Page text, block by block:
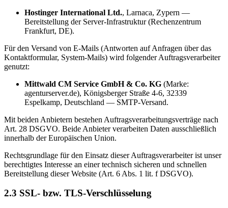
Hostinger International Ltd., Larnaca, Zypern —
Bereitstellung der Server-Infrastruktur (Rechenzentrum
Frankfurt, DE).
Für den Versand von E-Mails (Antworten auf Anfragen über das
Kontaktformular, System-Mails) wird folgender Auftragsverarbeiter
genutzt:
Mittwald CM Service GmbH & Co. KG (Marke:
agenturserver.de), Königsberger Straße 4-6, 32339
Espelkamp, Deutschland — SMTP-Versand.
Mit beiden Anbietern bestehen Auftragsverarbeitungsverträge nach
Art. 28 DSGVO. Beide Anbieter verarbeiten Daten ausschließlich
innerhalb der Europäischen Union.
Rechtsgrundlage für den Einsatz dieser Auftragsverarbeiter ist unser
berechtigtes Interesse an einer technisch sicheren und schnellen
Bereitstellung dieser Website (Art. 6 Abs. 1 lit. f DSGVO).
2.3 SSL- bzw. TLS-Verschlüsselung